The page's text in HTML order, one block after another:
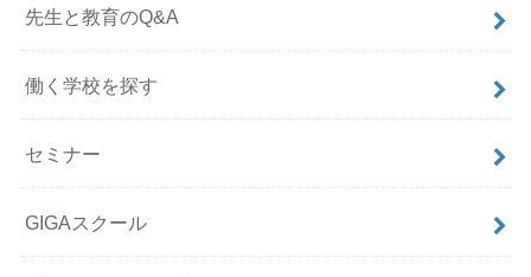
先生と教育のQ&A
働く学校を探す
セミナー
GIGAスクール